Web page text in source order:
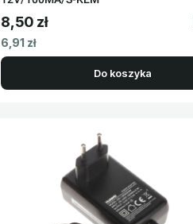
Cena brutto
8,50 zł
Cena netto
6,91 zł
Do koszyka